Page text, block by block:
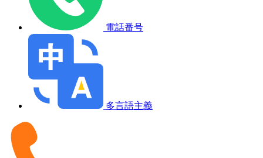
電話番号
多言語主義